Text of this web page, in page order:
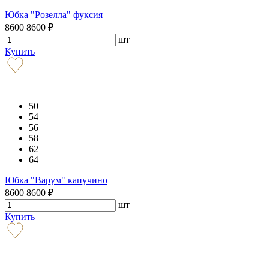
Юбка "Розелла" фуксия
8600 8600 ₽
шт
Купить
50
54
56
58
62
64
Юбка "Варум" капучино
8600 8600 ₽
шт
Купить